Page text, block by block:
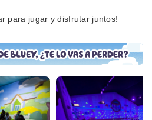
para jugar y disfrutar juntos!